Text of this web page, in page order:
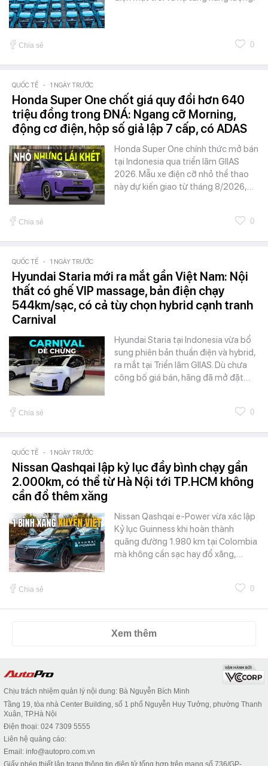
Chia sẻ 0
QUỐC TẾ - 1 NGÀY TRƯỚC
Honda Super One chốt giá quy đổi hơn 640
triệu đồng trong ĐNÁ: Ngang cỡ Morning,
động cơ điện, hộp số giả lập 7 cấp, có ADAS
Honda Super One chính thức mở bán
tại Indonesia qua triển lãm GIIAS
2026. Mẫu xe điện cỡ nhỏ thể thao
này dự kiến giao từ tháng 8/2026,…
Chia sẻ 0
QUỐC TẾ - 1 NGÀY TRƯỚC
Hyundai Staria mới ra mắt gần Việt Nam: Nội
thất có ghế VIP massage, bản điện chạy
544km/sạc, có cả tùy chọn hybrid cạnh tranh
Carnival
Hyundai Staria tại Indonesia vừa bổ
sung phiên bản thuần điện và hybrid,
ra mắt tại Triển lãm GIIAS. Dù chưa
công bố giá bán, hãng đã mở đặt…
Chia sẻ 0
QUỐC TẾ - 1 NGÀY TRƯỚC
Nissan Qashqai lập kỷ lục đầy bình chạy gần
2.000km, có thể từ Hà Nội tới TP.HCM không
cần đổ thêm xăng
Nissan Qashqai e-Power vừa xác lập
Kỷ lục Guinness khi hoàn thành
quãng đường 1.980 km tại Colombia
mà không cần sạc hay đổ xăng,…
Chia sẻ 0
Xem thêm
Chịu trách nhiệm quản lý nội dung: Bà Nguyễn Bích Minh
Tầng 19, tòa nhà Center Building, số 1 phố Nguyễn Huy Tưởng, phường Thanh
Xuân, TP.Hà Nội
Điện thoại: 024 7309 5555
Liên hệ quảng cáo:
Email: info@autopro.com.vn